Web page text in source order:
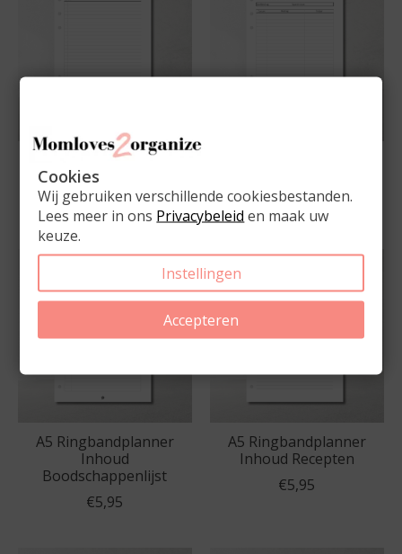
Takenlijsten A5
€5,95
€5,95
A5 Ringbandplanner
Inhoud
Boodschappenlijst
€5,95
A5 Ringbandplanner
Inhoud Recepten
€5,95
Cookies
Wij gebruiken verschillende cookiesbestanden.
Lees meer in ons Privacybeleid en maak uw
keuze.
Instellingen
Accepteren